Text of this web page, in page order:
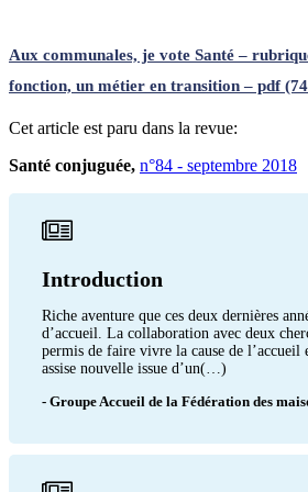
Aux communales, je vote Santé –
fonction, un métier en transition – pdf
Cet article est paru dans la revue:
Santé conjuguée, n°84 - septembre 2018
Introduction
Riche aventure que ces deux dernières
d’accueil. La collaboration avec deux
permis de faire vivre la cause de l’accueil
assise nouvelle issue d’un(…)
- Groupe Accueil de la Fédération des